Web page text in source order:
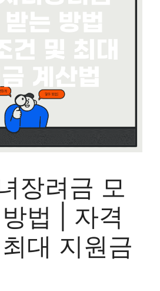
장려금 모
법 | 자격
대 지원금